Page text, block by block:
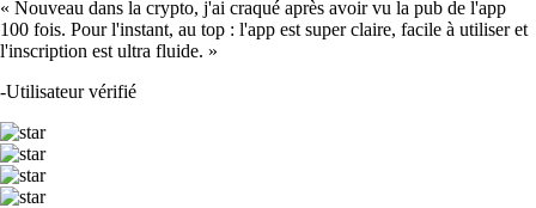
« Nouveau dans la crypto, j'ai craqué après avoir vu la pub de l'app
100 fois. Pour l'instant, au top : l'app est super claire, facile à utiliser et
l'inscription est ultra fluide. »
-Utilisateur vérifié